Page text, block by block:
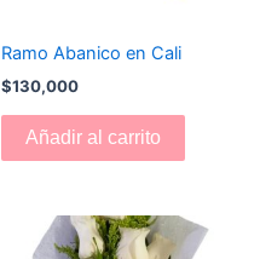
Ramo Abanico en Cali
$130,000
Añadir al carrito